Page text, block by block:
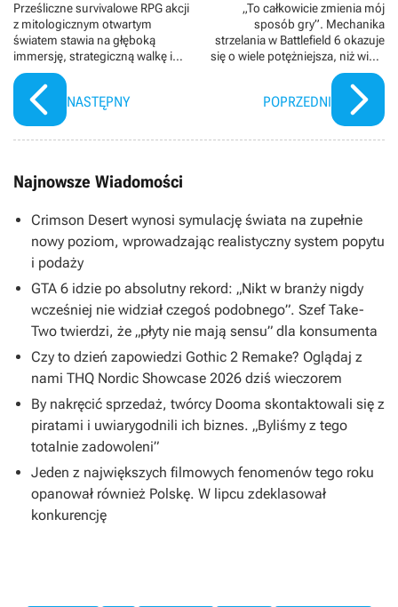
Prześliczne survivalowe RPG akcji
z mitologicznym otwartym
światem stawia na głęboką
immersję, strategiczną walkę i
bogatą fabułę
NASTĘPNY
„To całkowicie zmienia mój
sposób gry”. Mechanika
strzelania w Battlefield 6 okazuje
się o wiele potężniejsza, niż wielu
myślało
POPRZEDNI
Najnowsze Wiadomości
Crimson Desert wynosi symulację świata na zupełnie
nowy poziom, wprowadzając realistyczny system popytu
i podaży
GTA 6 idzie po absolutny rekord: „Nikt w branży nigdy
wcześniej nie widział czegoś podobnego”. Szef Take-
Two twierdzi, że „płyty nie mają sensu” dla konsumenta
Czy to dzień zapowiedzi Gothic 2 Remake? Oglądaj z
nami THQ Nordic Showcase 2026 dziś wieczorem
By nakręcić sprzedaż, twórcy Dooma skontaktowali się z
piratami i uwiarygodnili ich biznes. „Byliśmy z tego
totalnie zadowoleni”
Jeden z największych filmowych fenomenów tego roku
opanował również Polskę. W lipcu zdeklasował
konkurencję